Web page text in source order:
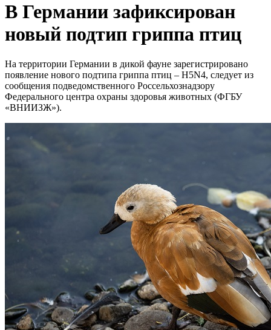
В Германии зафиксирован
новый подтип гриппа птиц
На территории Германии в дикой фауне зарегистрировано
появление нового подтипа гриппа птиц – H5N4, следует из
сообщения подведомственного Россельхознадзору
Федерального центра охраны здоровья животных (ФГБУ
«ВНИИЗЖ»).